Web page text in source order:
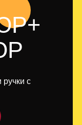
ручки с